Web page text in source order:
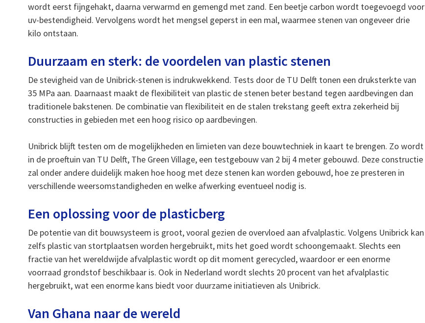
wordt eerst fijngehakt, daarna verwarmd en gemengd met zand. Een beetje carbon wordt toegevoegd voor
uv-bestendigheid. Vervolgens wordt het mengsel geperst in een mal, waarmee stenen van ongeveer drie
kilo ontstaan.
Duurzaam en sterk: de voordelen van plastic stenen
De stevigheid van de Unibrick-stenen is indrukwekkend. Tests door de TU Delft tonen een druksterkte van
35 MPa aan. Daarnaast maakt de flexibiliteit van plastic de stenen beter bestand tegen aardbevingen dan
traditionele bakstenen. De combinatie van flexibiliteit en de stalen trekstang geeft extra zekerheid bij
constructies in gebieden met een hoog risico op aardbevingen.
Unibrick blijft testen om de mogelijkheden en limieten van deze bouwtechniek in kaart te brengen. Zo wordt
in de proeftuin van TU Delft, The Green Village, een testgebouw van 2 bij 4 meter gebouwd. Deze constructie
zal onder andere duidelijk maken hoe hoog met deze stenen kan worden gebouwd, hoe ze presteren in
verschillende weersomstandigheden en welke afwerking eventueel nodig is.
Een oplossing voor de plasticberg
De potentie van dit bouwsysteem is groot, vooral gezien de overvloed aan afvalplastic. Volgens Unibrick kan
zelfs plastic van stortplaatsen worden hergebruikt, mits het goed wordt schoongemaakt. Slechts een
fractie van het wereldwijde afvalplastic wordt op dit moment gerecycled, waardoor er een enorme
voorraad grondstof beschikbaar is. Ook in Nederland wordt slechts 20 procent van het afvalplastic
hergebruikt, wat een enorme kans biedt voor duurzame initiatieven als Unibrick.
Van Ghana naar de wereld